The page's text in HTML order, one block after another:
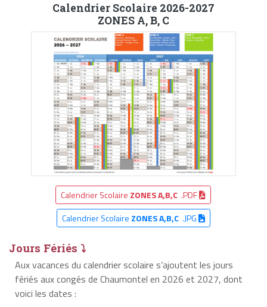
Calendrier Scolaire 2026-2027
ZONES A, B, C
Calendrier Scolaire ZONES A,B,C .PDF
Calendrier Scolaire ZONES A,B,C.JPG
Jours Fériés ⤵
Aux vacances du calendrier scolaire s’ajoutent les jours
fériés aux congés de Chaumontel en 2026 et 2027, dont
voici les dates :